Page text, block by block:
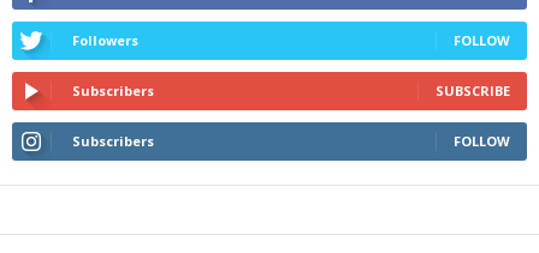
Followers FOLLOW
Subscribers SUBSCRIBE
Subscribers FOLLOW